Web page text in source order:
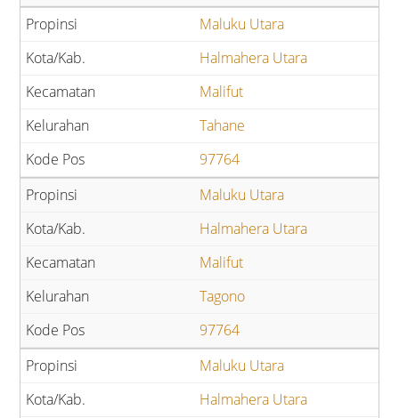
Maluku Utara
Halmahera Utara
Malifut
Tahane
97764
Maluku Utara
Halmahera Utara
Malifut
Tagono
97764
Maluku Utara
Halmahera Utara